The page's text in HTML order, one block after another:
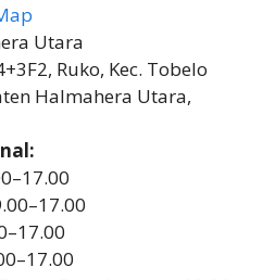
Utara
Ruko, Kec. Tobelo
Halmahera Utara,